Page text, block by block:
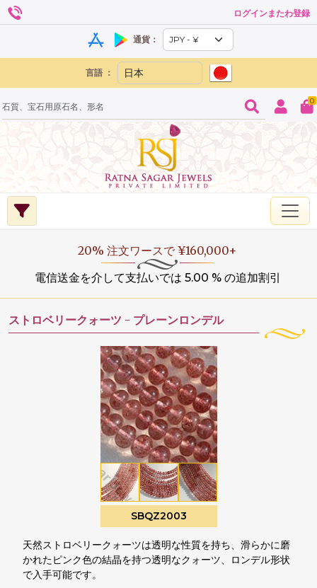
ログインまたわ登録
通貨：
言語 ：
0
20% 注文ワースで ¥160,000+
電信送金を介して支払いでは 5.00 % の追加割引
ストロベリークォーツ - プレーンロンデル
SBQZ2003
天然ストロベリークォーツは透明な性質を持ち、滑らかに磨
かれたピンク色の結晶を持つ透明なクォーツ、ロンデル形状
で入手可能です。